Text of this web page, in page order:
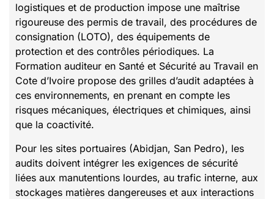
logistiques et de production impose une maîtrise
rigoureuse des permis de travail, des procédures de
consignation (LOTO), des équipements de
protection et des contrôles périodiques. La
Formation auditeur en Santé et Sécurité au Travail en
Cote d’Ivoire propose des grilles d’audit adaptées à
ces environnements, en prenant en compte les
risques mécaniques, électriques et chimiques, ainsi
que la coactivité.
Pour les sites portuaires (Abidjan, San Pedro), les
audits doivent intégrer les exigences de sécurité
liées aux manutentions lourdes, au trafic interne, aux
stockages matières dangereuses et aux interactions